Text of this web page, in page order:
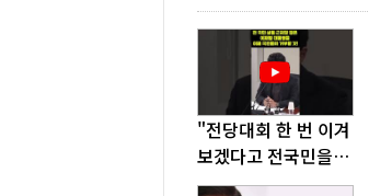
"전당대회 한 번 이겨
보겠다고 전국민을
'지옥문'으로 밀어!"